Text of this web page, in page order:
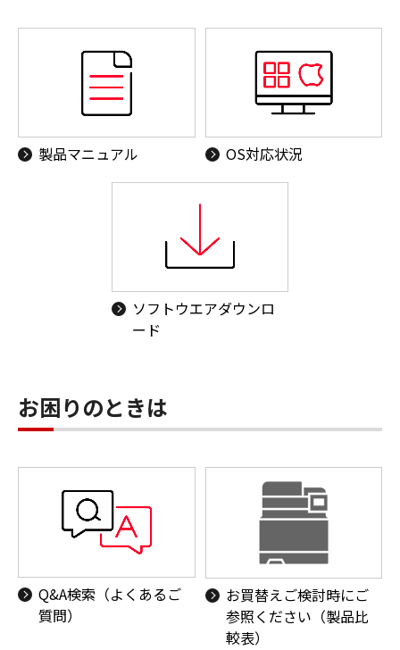
製品マニュアル OS対応状況
ソフトウエアダウンロ
ード
お困りのときは
Q&A検索（よくあるご
質問）
お買替えご検討時にご
参照ください（製品比
較表）